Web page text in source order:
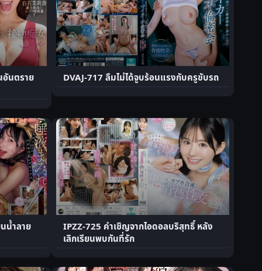
อันตราย DVAJ-717 ลืมไม่ได้จูบร้อนแรงกับครูขับรถ
น้ำลาย
IPZZ-725 คำเชิญจากไอดอลบริสุทธิ์ หลัง
เลิกเรียนพบกันที่รัก